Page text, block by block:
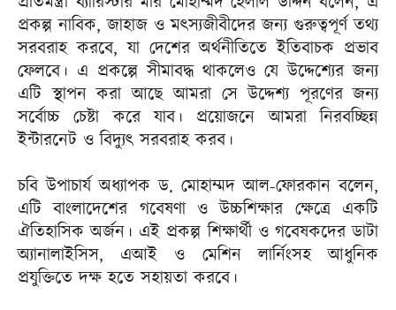
প্রকল্প নাবিক, জাহাজ ও মৎস্যজীবীদের জন্য গুরুত্বপূর্ণ তথ্য
সরবরাহ করবে, যা দেশের অর্থনীতিতে ইতিবাচক প্রভাব
ফেলবে। এ প্রকল্পে সীমাবদ্ধ থাকলেও যে উদ্দেশ্যের জন্য
এটি স্থাপন করা আছে আমরা সে উদ্দেশ্য পূরণের জন্য
সর্বোচ্চ চেষ্টা করে যাব। প্রয়োজনে আমরা নিরবচ্ছিন্ন
ইন্টারনেট ও বিদ্যুৎ সরবরাহ করব।
চবি উপাচার্য অধ্যাপক ড. মোহাম্মদ আল-ফোরকান বলেন,
এটি বাংলাদেশের গবেষণা ও উচ্চশিক্ষার ক্ষেত্রে একটি
ঐতিহাসিক অর্জন। এই প্রকল্প শিক্ষার্থী ও গবেষকদের ডাটা
অ্যানালাইসিস, এআই ও মেশিন লার্নিংসহ আধুনিক
প্রযুক্তিতে দক্ষ হতে সহায়তা করবে।